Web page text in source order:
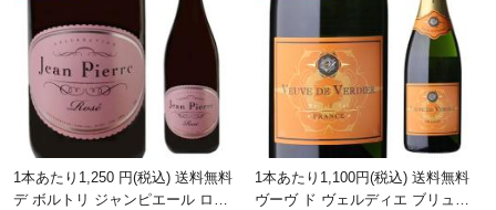
1本あたり1,250 円(税込) 送料無料
デ ボルトリ ジャンピエール ロゼ
1本あたり1,100円(税込) 送料無料
ヴーヴ ド ヴェルディエ ブリュッ